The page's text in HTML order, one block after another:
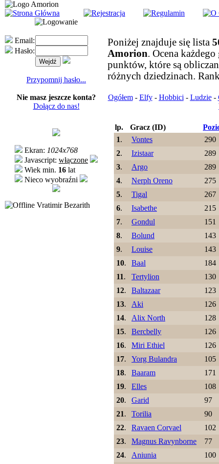
Email:
Hasło:
Przypomnij hasło...
Nie masz jeszcze konta?
Dołącz do nas!
Ekran: 1024x768
Javascript: włączone
Wiek min. 16 lat
Nieco wyobraźni
Vratimir Bezarith
Poniżej znajduje się lista
Amorion. Ocena
punktów, które są
różnych dziedzinach.
Ogółem- Elfy- Hobbici - Ludzie-
lp. Gracz (ID)
1. Vontes
290
2. Izistaar
289
3. Argo
289
4. Nerph Oreno
275
5. Tigal
267
6. Isabethe
215
7. Gondul
151
8. Bolund
143
9. Louise
143
10. Baal
184
11. Tertylion
130
12. Baltazaar
123
13. Aki
126
14. Alix North
128
15. Bercbelly
126
16. Miri Ethiel
126
17. Yorg Bulandra
105
18. Baaram
171
19. Elles
108
20. Garid
97
21. Torilia
90
22. Ravaen Corvael
102
23. Magnus Ravynborne
77
24. Aniunia
100